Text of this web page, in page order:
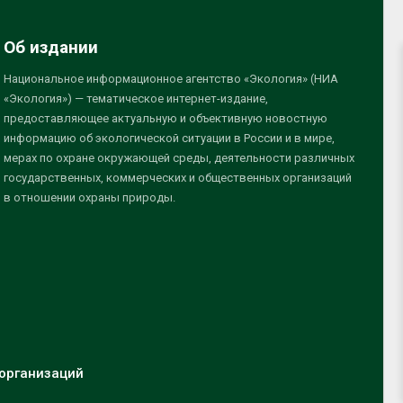
Об издании
Национальное информационное агентство «Экология» (НИА
«Экология») — тематическое интернет-издание,
предоставляющее актуальную и объективную новостную
информацию об экологической ситуации в России и в мире,
мерах по охране окружающей среды, деятельности различных
государственных, коммерческих и общественных организаций
в отношении охраны природы.